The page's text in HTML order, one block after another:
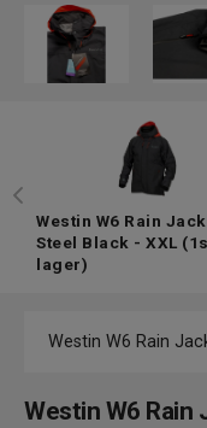
Westin W6 Rain
Steel Black - XXL
lager)
Westin W6 Rain